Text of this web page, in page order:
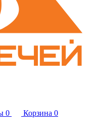
0 Корзина 0